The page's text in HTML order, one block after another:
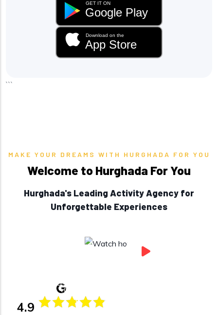
GET IT ON
Google Play
Download on the
App Store
```
MAKE YOUR DREAMS WITH HURGHADA FOR YOU
Welcome to Hurghada For You
Hurghada's Leading Activity Agency for
Unforgettable Experiences
Watch how
Hurghada For You
4.9